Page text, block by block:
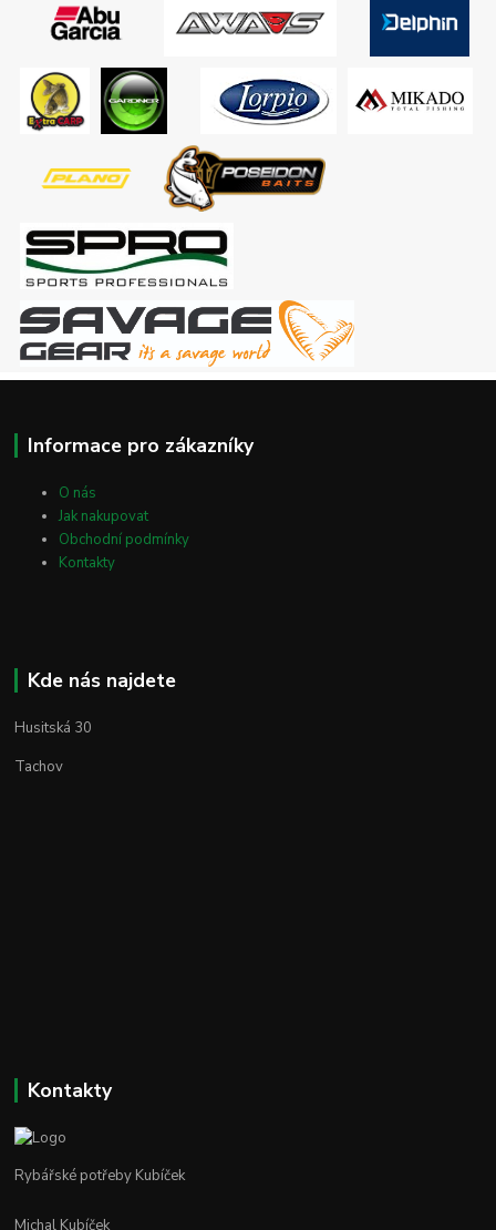
Informace pro zákazníky
O nás
Jak nakupovat
Obchodní podmínky
Kontakty
Kde nás najdete
Husitská 30
Tachov
Kontakty
Rybářské potřeby Kubíček
Michal Kubíček